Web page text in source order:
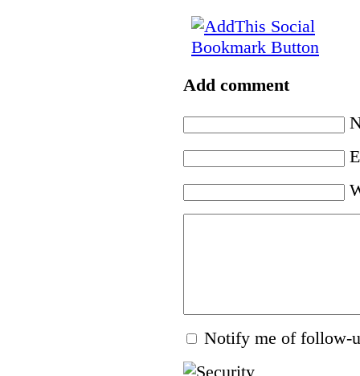
Add comment
Notify me of follow-